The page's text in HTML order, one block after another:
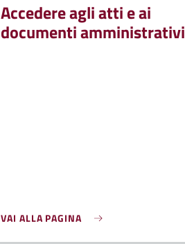
Accedere agli atti e ai
documenti amministrativi
VAI ALLA PAGINA